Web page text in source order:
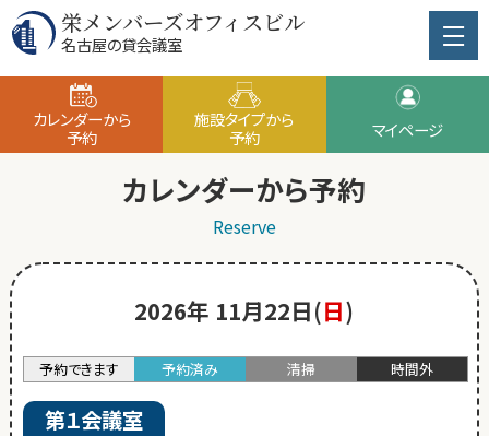
栄メンバーズオフィスビル
名古屋の貸会議室
カレンダーから
予約
施設タイプから
予約
マイページ
カレンダーから予約
Reserve
2026年 11月22日(日)
予約できます 予約済み 清掃 時間外
第１会議室